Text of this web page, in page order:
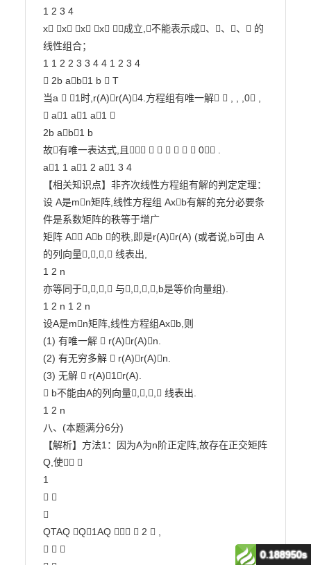
1 2 3 4
x x x x 成立,不能表示成、、、 的
线性组合；
1 1 2 2 3 3 4 4 1 2 3 4
 2b ab1 b  T
当a  1时,r(A)r(A)4.方程组有唯一解  , , ,0 ,
 a1 a1 a1 
2b ab1 b
故有唯一表达式,且       0 .
a1 1 a1 2 a1 3 4
【相关知识点】非齐次线性方程组有解的判定定理：
设 A是mn矩阵,线性方程组 Axb有解的充分必要条
件是系数矩阵的秩等于增广
矩阵 A Ab 的秩,即是r(A)r(A) (或者说,b可由 A
的列向量,,, 线表出,
1 2 n
亦等同于,,, 与,,,,b是等价向量组).
1 2 n 1 2 n
设A是mn矩阵,线性方程组Axb,则
(1) 有唯一解  r(A)r(A)n.
(2) 有无穷多解  r(A)r(A)n.
(3) 无解  r(A)1r(A).
 b不能由A的列向量,,, 线表出.
1 2 n
八、(本题满分6分)
【解析】方法1：因为A为n阶正定阵,故存在正交矩阵
Q,使 
1
 

QTAQ Q1AQ   2  ,
  
0.188950s